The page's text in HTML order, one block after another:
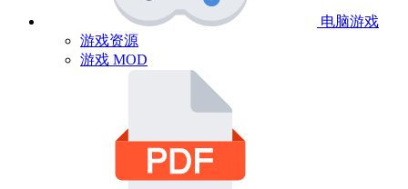
电脑游戏
游戏资源
游戏 MOD